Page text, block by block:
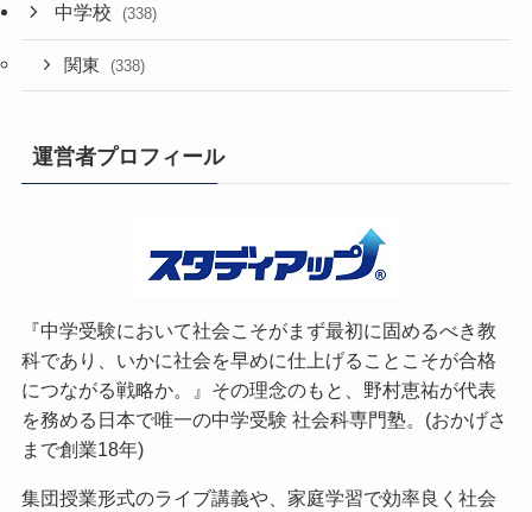
中学校 (338)
関東 (338)
運営者プロフィール
『中学受験において社会こそがまず最初に固めるべき教
科であり、いかに社会を早めに仕上げることこそが合格
につながる戦略か。』その理念のもと、野村恵祐が代表
を務める日本で唯一の中学受験 社会科専門塾。(おかげさ
まで創業18年)
集団授業形式のライブ講義や、家庭学習で効率良く社会